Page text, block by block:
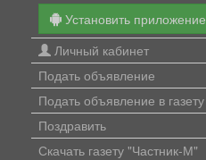
Установить приложение
Личный кабинет
Подать объявление
Подать объявление в газету
Поздравить
Скачать газету "Частник-М"